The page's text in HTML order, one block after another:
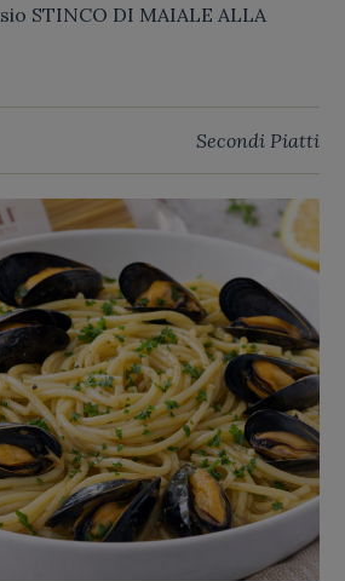
STINCO DI MAIALE ALLA
Secondi Piatti